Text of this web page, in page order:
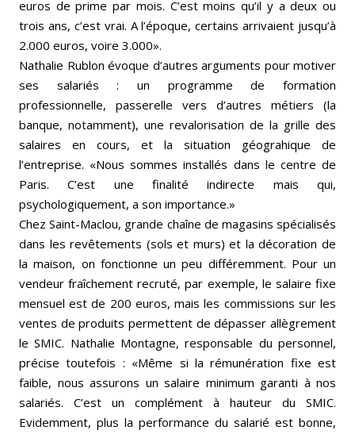
euros de prime par mois. C’est moins qu’il y a deux ou
trois ans, c’est vrai. A l’époque, certains arrivaient jusqu’à
2.000 euros, voire 3.000».
Nathalie Rublon évoque d’autres arguments pour motiver
ses salariés : un programme de formation
professionnelle, passerelle vers d’autres métiers (la
banque, notamment), une revalorisation de la grille des
salaires en cours, et la situation géograhique de
l’entreprise. «Nous sommes installés dans le centre de
Paris. C’est une finalité indirecte mais qui,
psychologiquement, a son importance.»
Chez Saint-Maclou, grande chaîne de magasins spécialisés
dans les revêtements (sols et murs) et la décoration de
la maison, on fonctionne un peu différemment. Pour un
vendeur fraîchement recruté, par exemple, le salaire fixe
mensuel est de 200 euros, mais les commissions sur les
ventes de produits permettent de dépasser allègrement
le SMIC. Nathalie Montagne, responsable du personnel,
précise toutefois : «Même si la rémunération fixe est
faible, nous assurons un salaire minimum garanti à nos
salariés. C’est un complément à hauteur du SMIC.
Evidemment, plus la performance du salarié est bonne,